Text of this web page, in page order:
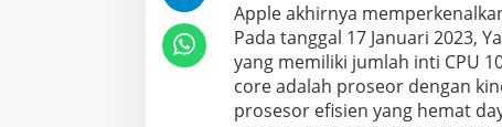
Apple akhirnya
Pada tanggal 17 Januari 2023,
yang memiliki jumlah inti CPU
core adalah proseor dengan
prosesor efisien yang hemat